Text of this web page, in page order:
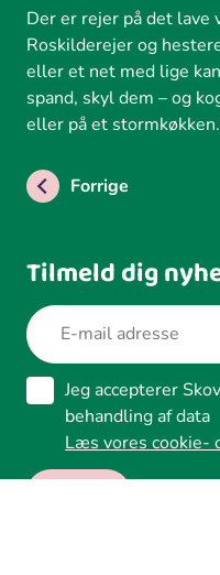
Der er rejer på det lave
Roskilderejer og
eller et net med lige
spand, skyl dem – og
eller på et stormkøkken.
Forrige
Tilmeld dig
Jeg accepterer
behandling af data
Læs vores cookie-